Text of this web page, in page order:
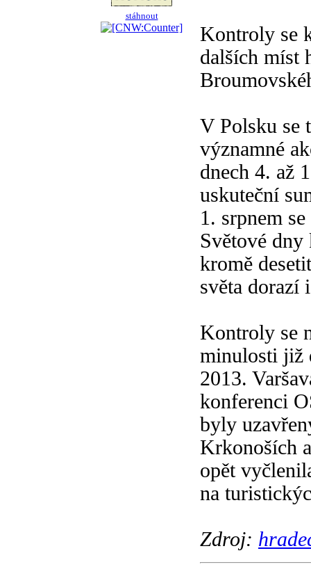
stáhnout
Kontroly se
dalších míst
V Polsku se
významné
dnech 4. až
uskuteční
1. srpnem
Světové dny
kromě
světa dorazí
Kontroly se
minulosti již
2013.
konferenci
byly
Krkonoších
opět
na
Zdroj: